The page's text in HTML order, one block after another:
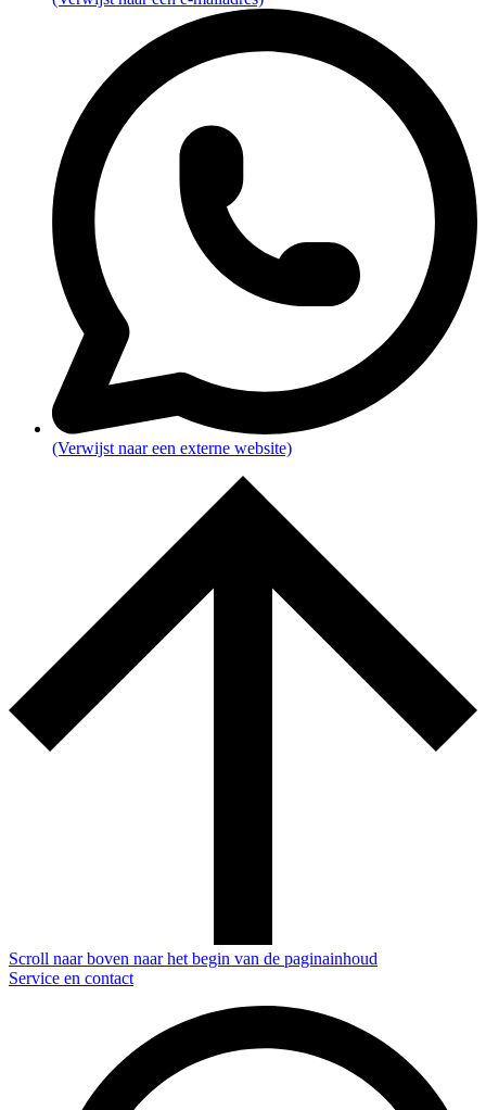
(Verwijst naar een externe website)
Scroll naar boven naar het begin van de paginainhoud
Service en contact